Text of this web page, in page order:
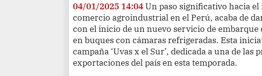
04/01/2025 14:04Un paso significativo hacia
comercio agroindustrial en el Perú, acaba de
con el inicio de un nuevo servicio de
en buques con cámaras refrigeradas. Esta
campaña ‘Uvas x el Sur’, dedicada a una de las
exportaciones del país en esta temporada.